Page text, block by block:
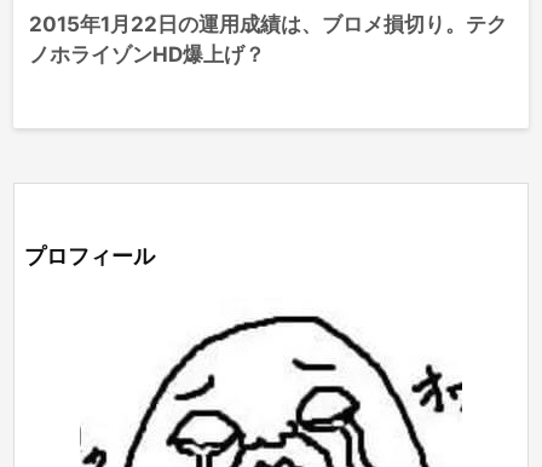
2015年1月22日の運用成績は、ブロメ損切り。テク
ノホライゾンHD爆上げ？
プロフィール